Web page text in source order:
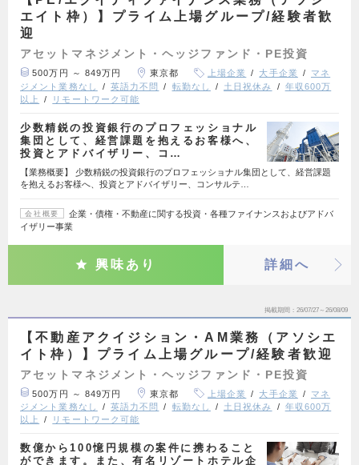
エイト枠）】プライム上場グループ/経験者歓
迎
アセットマネジメント・ヘッジファンド・PE投資
500万円 ～ 849万円 東京都 上場企業 大手企業
マネ
ジメント業務なし
英語力不問 転勤なし 土日祝休み
年収600万
以上
リモートワーク可能
少数精鋭の投資銀行のプロフェッショナル
集団として、経営課題を抱えるお客様へ、
投資とアドバイザリー、コ…
【業務概要】 少数精鋭の投資銀行のプロフェッショナル集団として、経営課題
を抱えるお客様へ、投資とアドバイザリー、コンサルテ…
会社概要
企業・債権・不動産に関する投資・各種ファイナンスおよびアドバ
イザリー事業
興味あり 詳細へ
掲載期間 26/07/27～26/08/09
【不動産アクイジション・AM業務（アソシエ
イト枠）】プライム上場グループ/経験者歓迎
アセットマネジメント・ヘッジファンド・PE投資
500万円 ～ 849万円 東京都 上場企業 大手企業
マネ
ジメント業務なし
英語力不問 転勤なし 土日祝休み
年収600万
以上
リモートワーク可能
数億から100憶円規模の案件に携わること
ができます。また、有名リゾートホテル企